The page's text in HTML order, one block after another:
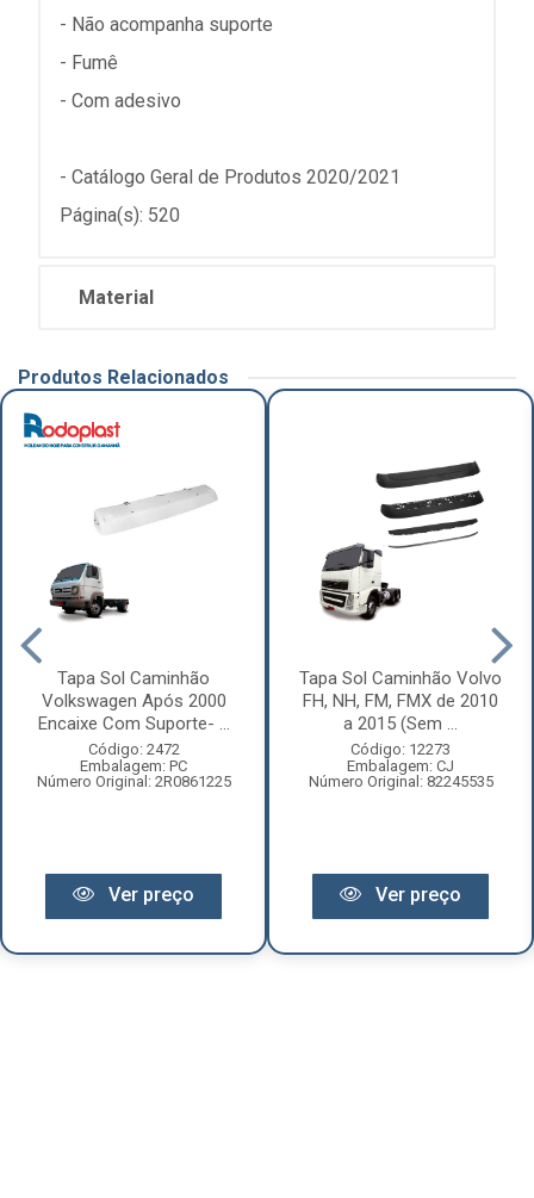
- Não acompanha suporte
- Fumê
- Com adesivo
- Catálogo Geral de Produtos 2020/2021
Página(s): 520
Material
Produtos Relacionados
Tapa Sol Caminhão
Volkswagen Após 2000
Encaixe Com Suporte- ...
Código: 2472
Embalagem: PC
Número Original: 2R0861225
Ver preço
Tapa Sol Caminhão Volvo
FH, NH, FM, FMX de 2010
a 2015 (Sem ...
Código: 12273
Embalagem: CJ
Número Original: 82245535
Ver preço